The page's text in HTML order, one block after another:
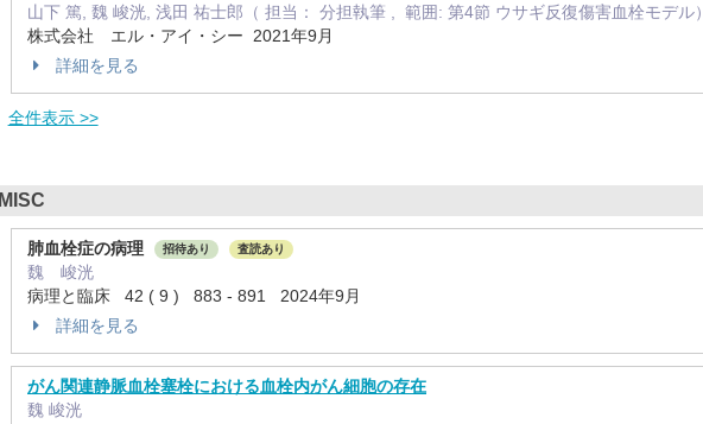
山下 篤, 魏 峻洸, 浅田 祐士郎（ 担当： 分担執筆 , 範囲: 第4節 ウサギ反復傷害血栓モデル）
株式会社 エル・アイ・シー 2021年9月
詳細を見る
全件表示 >>
MISC
肺血栓症の病理 招待あり 査読あり
魏 峻洸
病理と臨床 42 ( 9 ) 883 - 891 2024年9月
詳細を見る
がん関連静脈血栓塞栓における血栓内がん細胞の存在
魏 峻洸